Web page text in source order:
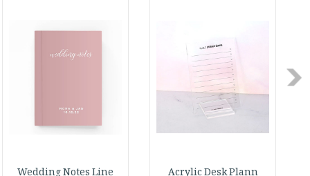
طرحها
خدمات
وفرات
نشرة
الإصدارات
Previous